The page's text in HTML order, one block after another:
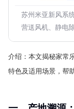
苏州米亚新风系
营送风机、静电
介绍： 本文揭秘家常
特色及适用场景，帮